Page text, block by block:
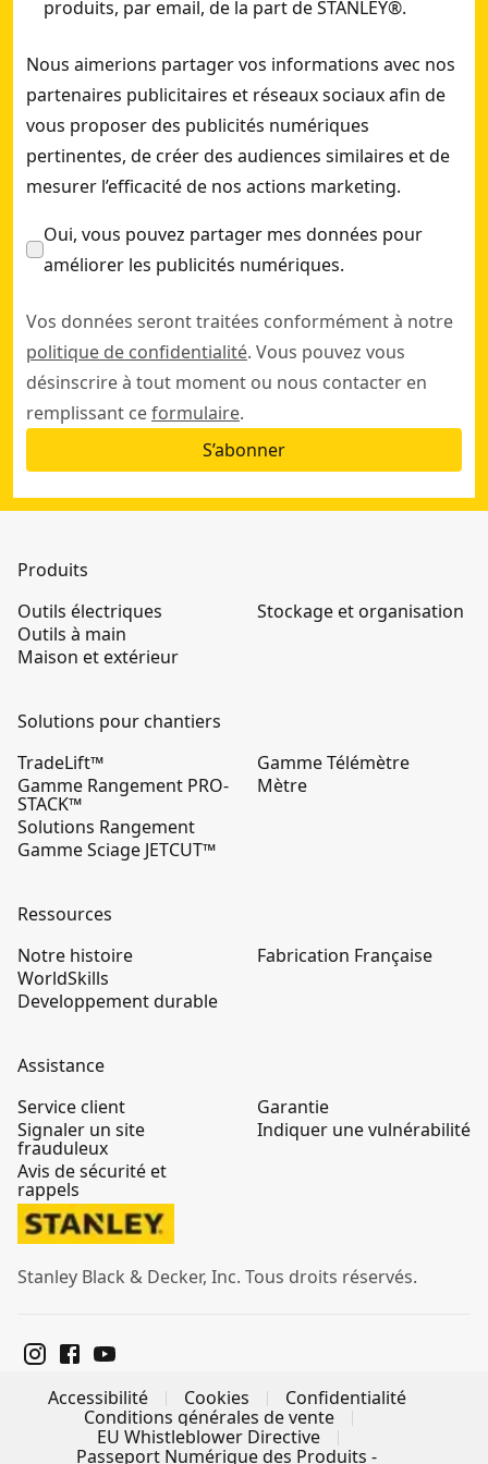
produits, par email, de la part de STANLEY®.
Nous aimerions partager vos informations avec nos
partenaires publicitaires et réseaux sociaux afin de
vous proposer des publicités numériques
pertinentes, de créer des audiences similaires et de
mesurer l’efficacité de nos actions marketing.
Oui, vous pouvez partager mes données pour
améliorer les publicités numériques.
Vos données seront traitées conformément à notre
politique de confidentialité. Vous pouvez vous
désinscrire à tout moment ou nous contacter en
remplissant ceformulaire.
S’abonner
Produits
Outils électriques
Outils à main
Maison et extérieur
Stockage et organisation
Solutions pour chantiers
TradeLift™
Gamme Rangement PRO-
STACK™
Solutions Rangement
Gamme Sciage JETCUT™
Gamme Télémètre
Mètre
Ressources
Notre histoire
WorldSkills
Developpement durable
Fabrication Française
Assistance
Service client
Signaler un site
frauduleux
Avis de sécurité et
rappels
Garantie
Indiquer une vulnérabilité
Stanley Black & Decker, Inc. Tous droits réservés.
Accessibilité Cookies
Confidentialité
Conditions générales de vente
EU Whistleblower Directive
Passeport Numérique des Produits -